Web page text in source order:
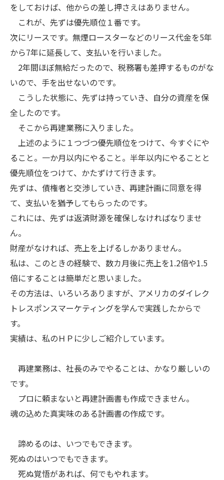
をしておけば、他からの差し押さえはありません。
これが、先ずは優先順位１番です。
次にリースです。無煙ロースターなどのリース代金を5年
から7年に延長して、支払いを行いました。
2年間ほぼ無給だったので、税務署も差押するものがな
いので、手を出せないのです。
こうした状態に、先ずは持っていき、自分の資産を保
全したのです。
そこから再建業務に入りました。
上述のように１つづつ優先順位をつけて、今すぐにや
ること。一か月以内にやること。半年以内にやることと
優先順位をつけて、かたずけて行きます。
先ずは、債権者と交渉していき、再建計画に同意を得
て、支払いを猶予してもらったのです。
これには、先ずは返済財源を確保しなければなりませ
ん。
財産がなければ、売上を上げるしかありません。
私は、このときの経験で、数カ月後に売上を1.2倍や1.5
倍にすることは簡単だと思いました。
その方法は、いろいろありますが、アメリカのダイレク
トレスポンスマーケティングを学んで実践したからで
す。
実績は、私のＨＰに少しご紹介しています。
再建業務は、社長のみでやることは、かなり厳しいの
です。
プロに頼まないと再建計画書も作成できません。
魂の込めた真実味のある計画書の作成です。
諦めるのは、いつでもできます。
死ぬのはいつでもできます。
死ぬ覚悟があれば、何でもやれます。